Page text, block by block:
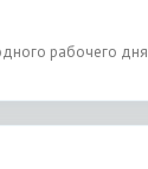
рабочего дня